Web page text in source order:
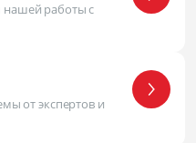
работы с
от экспертов и